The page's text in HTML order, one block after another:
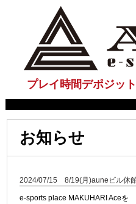
プレイ時間デポジッ
お知らせ
2024/07/15 8/19(月)auneビル休
e-sports place MAKUHARI Aceを